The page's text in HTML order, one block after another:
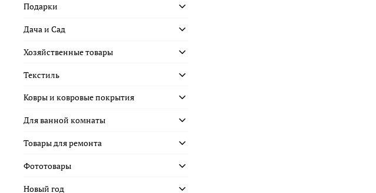
Подарки
Дача и Сад
Хозяйственные товары
Текстиль
Ковры и ковровые покрытия
Для ванной комнаты
Товары для ремонта
Фототовары
Новый год